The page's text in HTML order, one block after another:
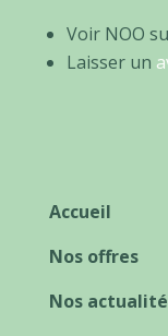
Voir NOO
Laisser un
Accueil
Nos offres
Nos